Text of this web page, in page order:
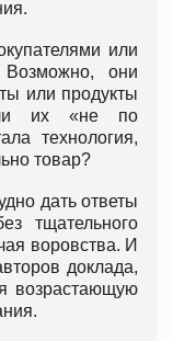
или
Возможно, они
или продукты
их «не по
технология,
товар?
дать ответы
тщательного
воровства. И
доклада,
возрастающую